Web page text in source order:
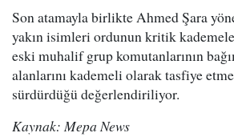
Son atamayla birlikte Ahmed Şara
yakın isimleri ordunun kritik
eski muhalif grup komutanlarının
alanlarını kademeli olarak tasfiye
sürdürdüğü değerlendiriliyor.
Kaynak: Mepa News